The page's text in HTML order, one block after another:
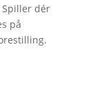
dér
på